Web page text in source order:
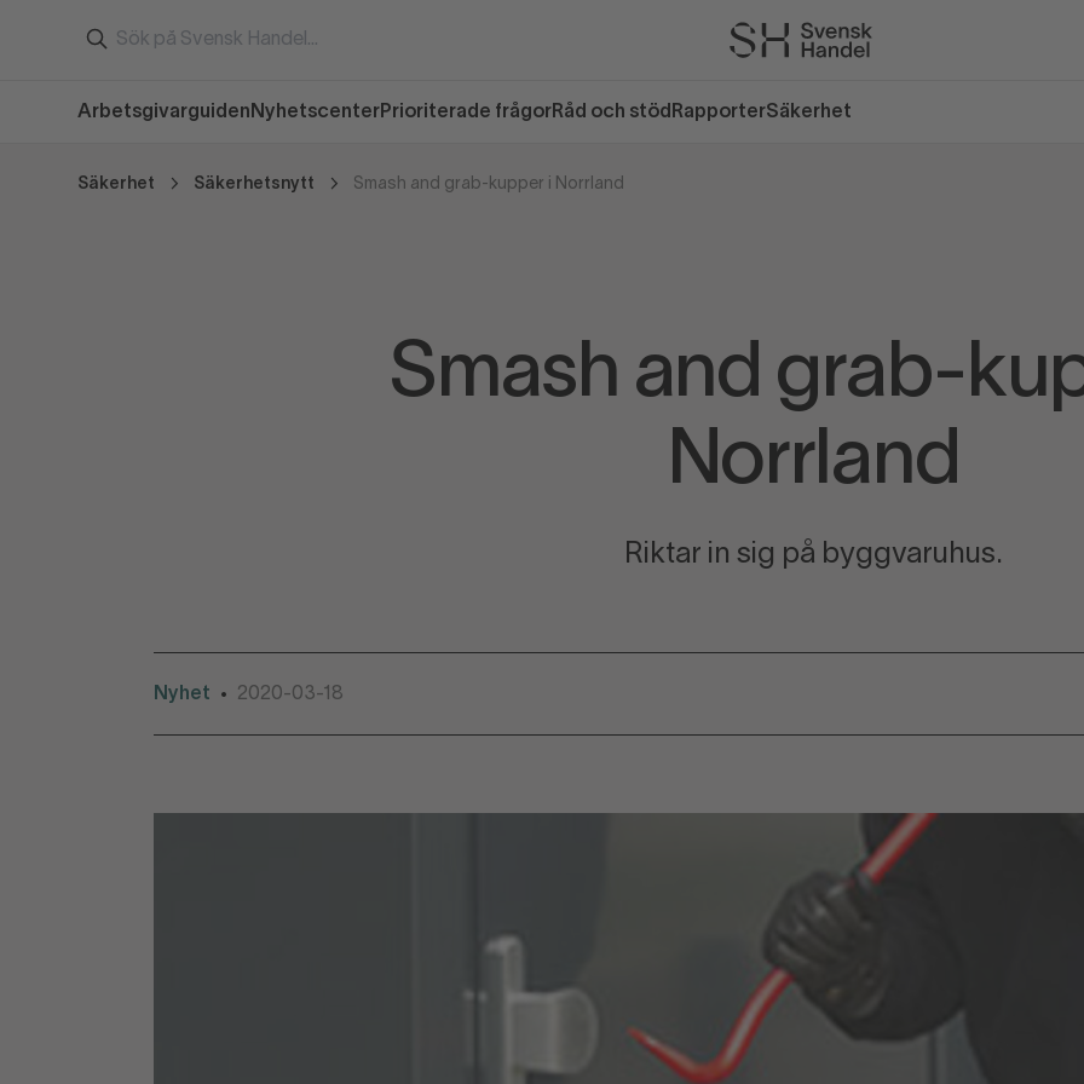
Arbetsgivarguiden Nyhetscenter Prioriterade frågor Råd och stöd RapporterSäkerhet
Säkerhet Säkerhetsnytt Smash and grab-kupper i Norrland
Smash and grab-
Norrland
Riktar in sig på byggvaruhus.
Nyhet • 2020-03-18